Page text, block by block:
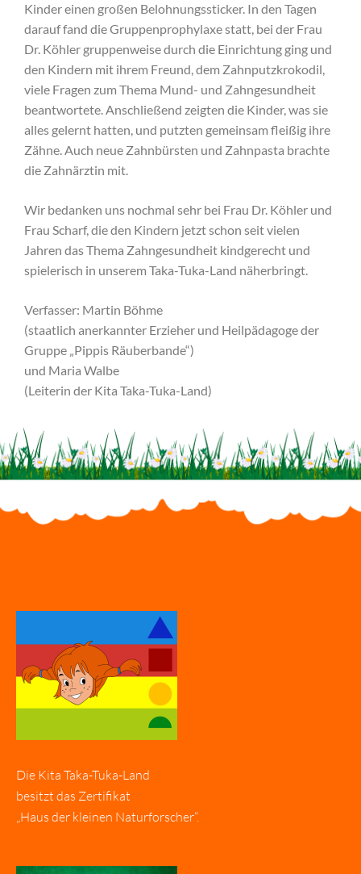
Kinder einen großen Belohnungssticker. In den Tagen
darauf fand die Gruppenprophylaxe statt, bei der Frau
Dr. Köhler gruppenweise durch die Einrichtung ging und
den Kindern mit ihrem Freund, dem Zahnputzkrokodil,
viele Fragen zum Thema Mund- und Zahngesundheit
beantwortete. Anschließend zeigten die Kinder, was sie
alles gelernt hatten, und putzten gemeinsam fleißig ihre
Zähne. Auch neue Zahnbürsten und Zahnpasta brachte
die Zahnärztin mit.
Wir bedanken uns nochmal sehr bei Frau Dr. Köhler und
Frau Scharf, die den Kindern jetzt schon seit vielen
Jahren das Thema Zahngesundheit kindgerecht und
spielerisch in unserem Taka-Tuka-Land näherbringt.
Verfasser: Martin Böhme
(staatlich anerkannter Erzieher und Heilpädagoge der
Gruppe „Pippis Räuberbande“)
und Maria Walbe
(Leiterin der Kita Taka-Tuka-Land)
Die Kita Taka-Tuka-Land
besitzt das Zertifikat
„Haus der kleinen Naturforscher“.